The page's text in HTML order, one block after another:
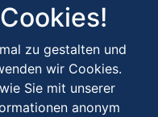
zu gestalten und
wir Cookies.
Sie mit unserer
anonym